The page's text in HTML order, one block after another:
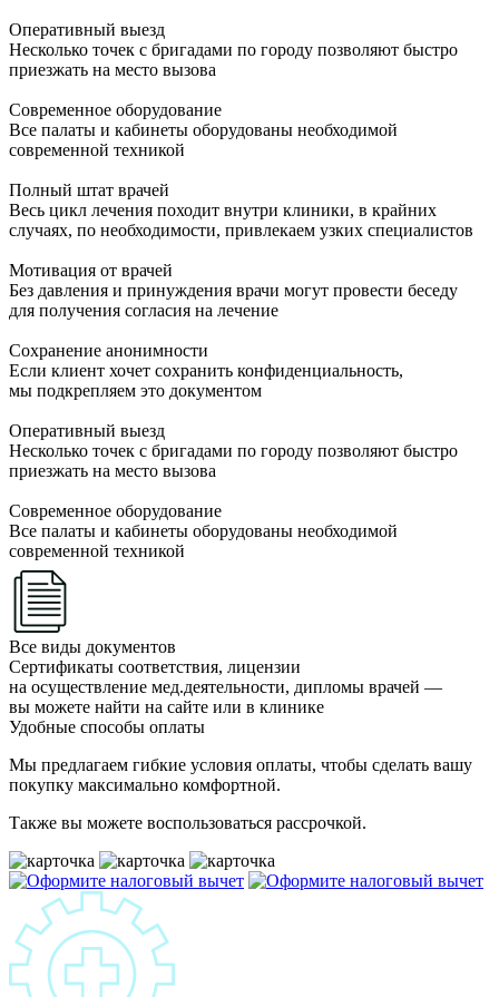
Оперативный выезд
Несколько точек с бригадами по городу позволяют быстро
приезжать на место вызова
Современное оборудование
Все палаты и кабинеты оборудованы необходимой
современной техникой
Полный штат врачей
Весь цикл лечения походит внутри клиники, в крайних
случаях, по необходимости, привлекаем узких специалистов
Мотивация от врачей
Без давления и принуждения врачи могут провести беседу
для получения согласия на лечение
Сохранение анонимности
Если клиент хочет сохранить конфиденциальность,
мы подкрепляем это документом
Оперативный выезд
Несколько точек с бригадами по городу позволяют быстро
приезжать на место вызова
Современное оборудование
Все палаты и кабинеты оборудованы необходимой
современной техникой
Все виды документов
Сертификаты соответствия, лицензии
на осуществление мед.деятельности, дипломы врачей —
вы можете найти на сайте или в клинике
Удобные способы оплаты
Мы предлагаем гибкие условия оплаты, чтобы сделать вашу
покупку максимально комфортной.
Также вы можете воспользоваться рассрочкой.